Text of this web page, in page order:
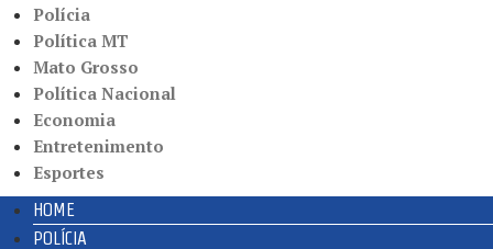
Polícia
Política MT
Mato Grosso
Política Nacional
Economia
Entretenimento
Esportes
HOME
POLÍCIA